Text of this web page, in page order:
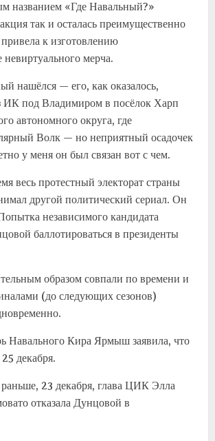
названием «Где Навальный?»
так и осталась преимущественно
привела к изготовлению
невиртуального мерча.
нашёлся — его, как оказалось,
ИК под Владимиром в посёлок Харп
автономного округа, где
Волк — но неприятный осадочек
у меня он был связан вот с чем.
весь протестный электорат страны
другой политический сериал. Он
независимого кандидата
баллотироваться в президенты
образом совпали по времени и
(до следующих сезонов)
Навального Кира Ярмыш заявила, что
декабря.
23 декабря, глава ЦИК Элла
отказала Дунцовой в